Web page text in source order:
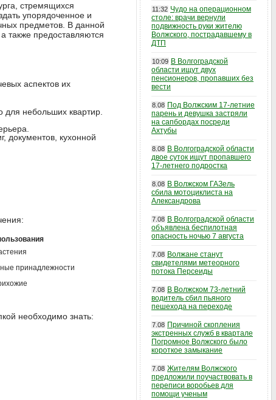
стремящихся
упорядоченное и
предметов. В данной
, а также предоставляются
аспектов их
для небольших квартир.
документов, кухонной
принадлежности
необходимо знать:
11:32 Чудо на операционном
столе: врачи вернули
подвижность руки жителю
Волжского, пострадавшему в
ДТП
10:09 В Волгоградской
области ищут двух
пенсионеров, пропавших без
вести
8.08 Под Волжским 17-летние
парень и девушка застряли
на сапбордах посреди
Ахтубы
8.08 В Волгоградской области
двое суток ищут пропавшего
17-летнего подростка
8.08 В Волжском ГАЗель
сбила мотоциклиста на
Александрова
7.08 В Волгоградской области
объявлена беспилотная
опасность ночью 7 августа
7.08 Волжане станут
свидетелями метеорного
потока Персеиды
7.08 В Волжском 73-летний
водитель сбил пьяного
пешехода на переходе
7.08 Причиной скопления
экстренных служб в квартале
Погромное Волжского было
короткое замыкание
7.08 Жителям Волжского
предложили поучаствовать в
переписи воробьев для
помощи ученым